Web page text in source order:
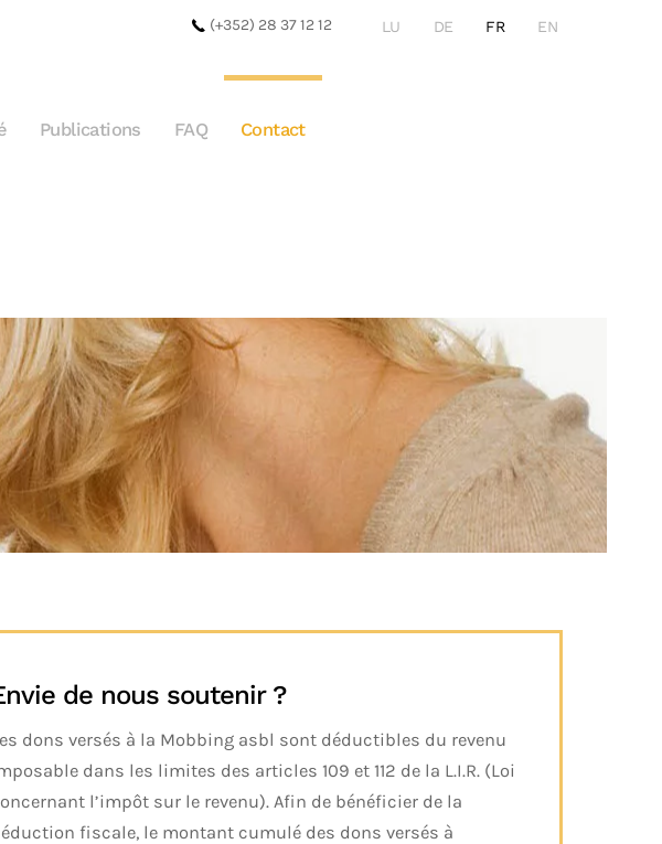
(+352) 28 37 12 12 LU DE FR EN
Publications FAQ Contact
de nous soutenir ?
dons versés à la Mobbing asbl sont déductibles du revenu
dans les limites des articles 109 et 112 de la L.I.R. (Loi
l’impôt sur le revenu). Afin de bénéficier de la
fiscale, le montant cumulé des dons versés à